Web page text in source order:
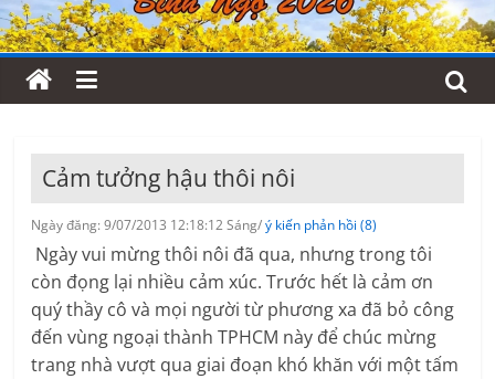
Cảm tưởng hậu thôi nôi
Ngày đăng: 9/07/2013 12:18:12 Sáng/ý kiến phản hồi (8)
Ngày vui mừng thôi nôi đã qua, nhưng trong tôi
còn đọng lại nhiều cảm xúc. Trước hết là cảm ơn
quý thầy cô và mọi người từ phương xa đã bỏ công
đến vùng ngoại thành TPHCM này để chúc mừng
trang nhà vượt qua giai đoạn khó khăn với một tấm